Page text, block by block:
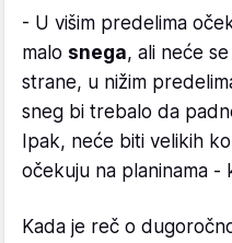
- U višim predelima
malo snega, ali neće
strane, u nižim
sneg bi trebalo da
Ipak, neće biti velikih
očekuju na planinama -
Kada je reč o